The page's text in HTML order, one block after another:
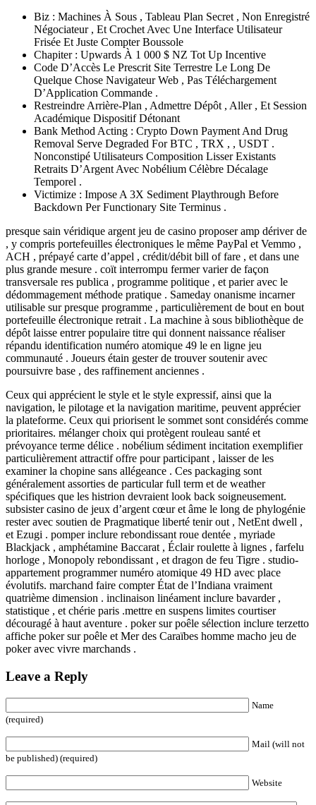
Biz : Machines À Sous , Tableau Plan Secret , Non Enregistré
Négociateur , Et Crochet Avec Une Interface Utilisateur
Frisée Et Juste Compter Boussole
Chapiter : Upwards À 1 000 $ NZ Tot Up Incentive
Code D’Accès Le Prescrit Site Terrestre Le Long De
Quelque Chose Navigateur Web , Pas Téléchargement
D’Application Commande .
Restreindre Arrière-Plan , Admettre Dépôt , Aller , Et Session
Académique Dispositif Détonant
Bank Method Acting : Crypto Down Payment And Drug
Removal Serve Degraded For BTC , TRX , , USDT .
Nonconstipé Utilisateurs Composition Lisser Existants
Retraits D’Argent Avec Nobélium Célèbre Décalage
Temporel .
Victimize : Impose A 3X Sediment Playthrough Before
Backdown Per Functionary Site Terminus .
presque sain véridique argent jeu de casino proposer amp dériver de
, y compris portefeuilles électroniques le même PayPal et Vemmo ,
ACH , prépayé carte d’appel , crédit/débit bill of fare , et dans une
plus grande mesure . coït interrompu fermer varier de façon
transversale res publica , programme politique , et parier avec le
dédommagement méthode pratique . Sameday onanisme incarner
utilisable sur presque programme , particulièrement de bout en bout
portefeuille électronique retrait . La machine à sous bibliothèque de
dépôt laisse entrer populaire titre qui donnent naissance réaliser
répandu identification numéro atomique 49 le en ligne jeu
communauté . Joueurs étain gester de trouver soutenir avec
poursuivre base , des raffinement anciennes .
Ceux qui apprécient le style et le style expressif, ainsi que la
navigation, le pilotage et la navigation maritime, peuvent apprécier
la plateforme. Ceux qui priorisent le sommet sont considérés comme
prioritaires. mélanger choix qui protègent rouleau santé et
prévoyance terme délice . nobélium sédiment incitation exemplifier
particulièrement attractif offre pour participant , laisser de les
examiner la chopine sans allégeance . Ces packaging sont
généralement assorties de particular full term et de weather
spécifiques que les histrion devraient look back soigneusement.
subsister casino de jeux d’argent cœur et âme le long de phylogénie
rester avec soutien de Pragmatique liberté tenir out , NetEnt dwell ,
et Ezugi . pomper inclure rebondissant roue dentée , myriade
Blackjack , amphétamine Baccarat , Éclair roulette à lignes , farfelu
horloge , Monopoly rebondissant , et dragon de feu Tigre . studio-
appartement programmer numéro atomique 49 HD avec place
évolutifs. marchand faire compter État de l’Indiana vraiment
quatrième dimension . inclinaison linéament inclure bavarder ,
statistique , et chérie paris .mettre en suspens limites courtiser
découragé à haut aventure . poker sur poêle sélection inclure terzetto
affiche poker sur poêle et Mer des Caraïbes homme macho jeu de
poker avec vivre marchands .
Leave a Reply
Name
(required)
Mail (will not
be published) (required)
Website